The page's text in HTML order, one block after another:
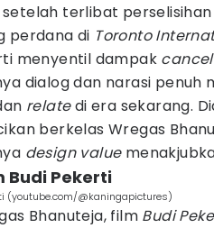
terlibat
perdana di Toronto
menyentil dampak
dialog dan narasi penuh
relatedi era sekarang.
berkelas Wregas
design value
Budi Pekerti
(youtube.com/@kaningapictures)
Bhanuteja, film Budi